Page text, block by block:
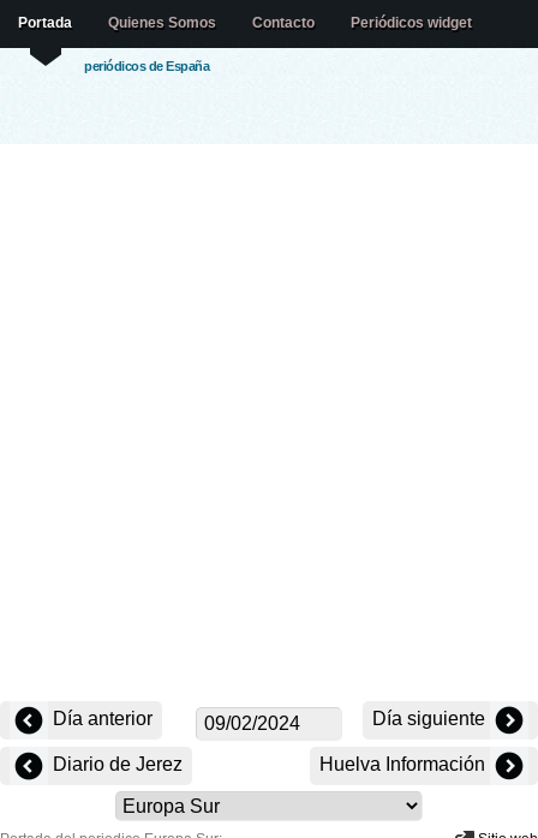
periódicos de España
Portada Quienes Somos Contacto Periódicos widget
Día anterior Día siguiente
Diario de Jerez Huelva Información